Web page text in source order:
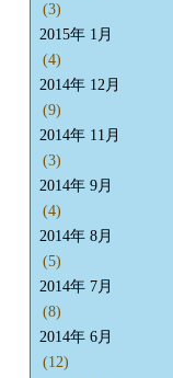
(3)
2015年 1月
(4)
2014年 12月
(9)
2014年 11月
(3)
2014年 9月
(4)
2014年 8月
(5)
2014年 7月
(8)
2014年 6月
(12)